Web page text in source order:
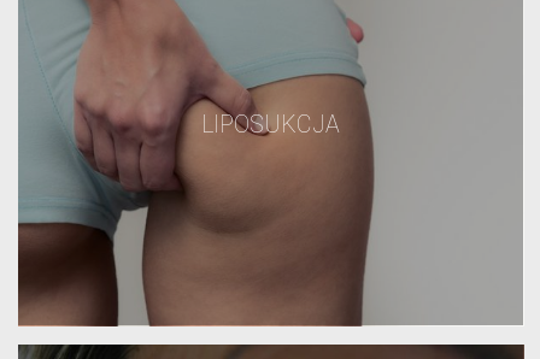
LIPOSUKCJA